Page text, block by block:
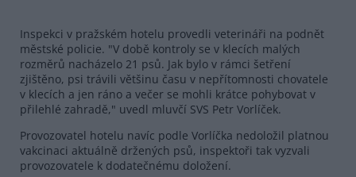
Inspekci v pražském hotelu provedli veterináři na podnět
městské policie. "V době kontroly se v klecích malých
rozměrů nacházelo 21 psů. Jak bylo v rámci šetření
zjištěno, psi trávili většinu času v nepřítomnosti chovatele
v klecích a jen ráno a večer se mohli krátce pohybovat v
přilehlé zahradě," uvedl mluvčí SVS Petr Vorlíček.
Provozovatel hotelu navíc podle Vorlíčka nedoložil platnou
vakcinaci aktuálně držených psů, inspektoři tak vyzvali
provozovatele k dodatečnému doložení.